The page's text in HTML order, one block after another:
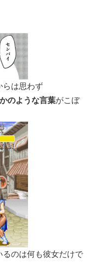
らは思わず
のような言葉がこぼ
るのは何も彼女だけで